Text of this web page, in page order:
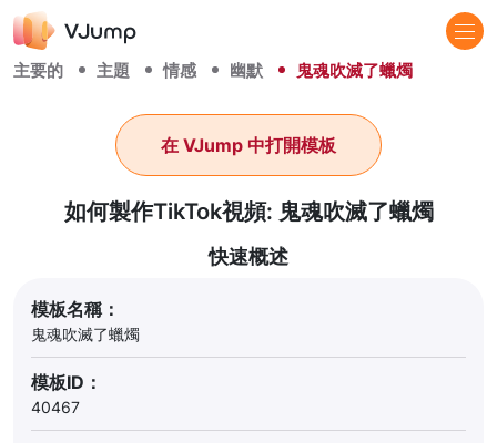
主要的 主題 情感 幽默 鬼魂吹滅了蠟燭
如何製作TikTok視頻: 鬼魂吹滅了蠟燭
在 VJump 中打開模板
快速概述
模板名稱：
鬼魂吹滅了蠟燭
模板ID：
40467